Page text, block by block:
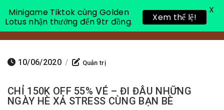
Toggle
10/06/2020 / Quản trị
CHỈ 150K OFF 55% VÉ – ĐI ĐÂU NHỮNG
NGÀY HÈ XẢ STRESS CÙNG BẠN BÈ
Minigame Tiktok cùng Golden
Lotus nhận thưởng đến 9tr đồng.
Xem thể lệ!
X